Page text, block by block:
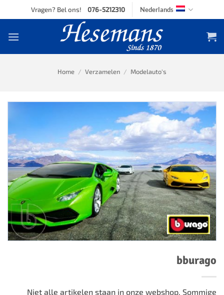
to
Vragen? Bel ons! 076-5212310 Nederlands
Home / Verzamelen / Modelauto's
bburago
Niet alle artikelen staan in onze webshop. Sommige